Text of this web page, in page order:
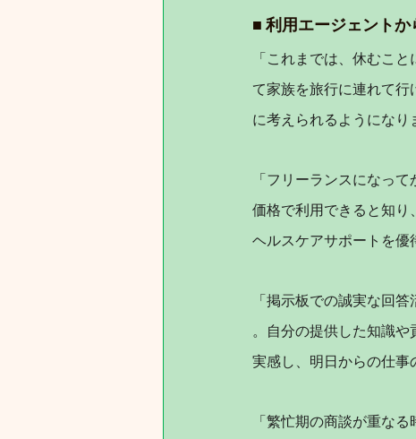
■ 利用エージェントか
「これまでは、休むこ
て家族を旅行に連れて行
に考えられるようになり
「フリーランスになっ
価格で利用できると知り
ヘルスケアサポートを優
「掲示板での誠実な回
。自分の提供した知識
実感し、明日からの仕事
「繁忙期の商談が重な